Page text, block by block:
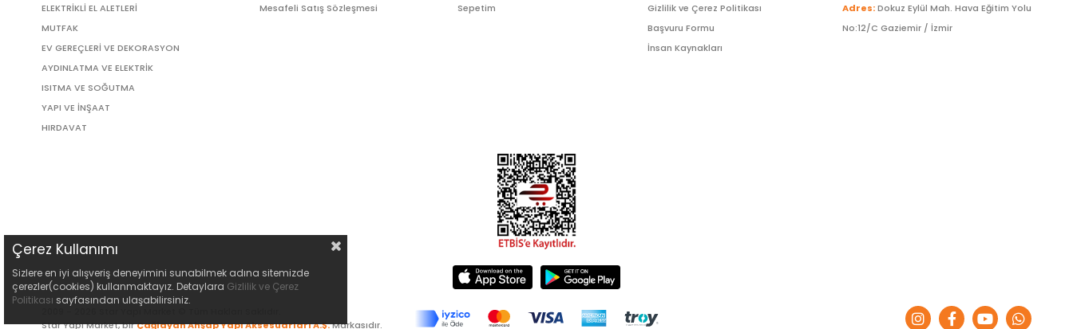
ELEKTRİKLİ EL ALETLERİ
MUTFAK
EV GEREÇLERİ VE DEKORASYON
AYDINLATMA VE ELEKTRİK
ISITMA VE SOĞUTMA
YAPI VE İNŞAAT
HIRDAVAT
Mesafeli Satış Sözleşmesi
Sepetim
Gizlilik ve Çerez Politikası
Başvuru Formu
İnsan Kaynakları
Adres:Dokuz Eylül Mah. Hava Eğitim Yolu
No:12/C Gaziemir / İzmir
Star Yapı Market, birÇağlayan Ahşap Yapı Aksesuarları A.Ş.Markasıdır.
Çerez Kullanımı
Sizlere en iyi alışveriş deneyimini sunabilmek adına sitemizde
çerezler(cookies) kullanmaktayız. Detaylara Gizlilik ve Çerez
Politikası sayfasından ulaşabilirsiniz.